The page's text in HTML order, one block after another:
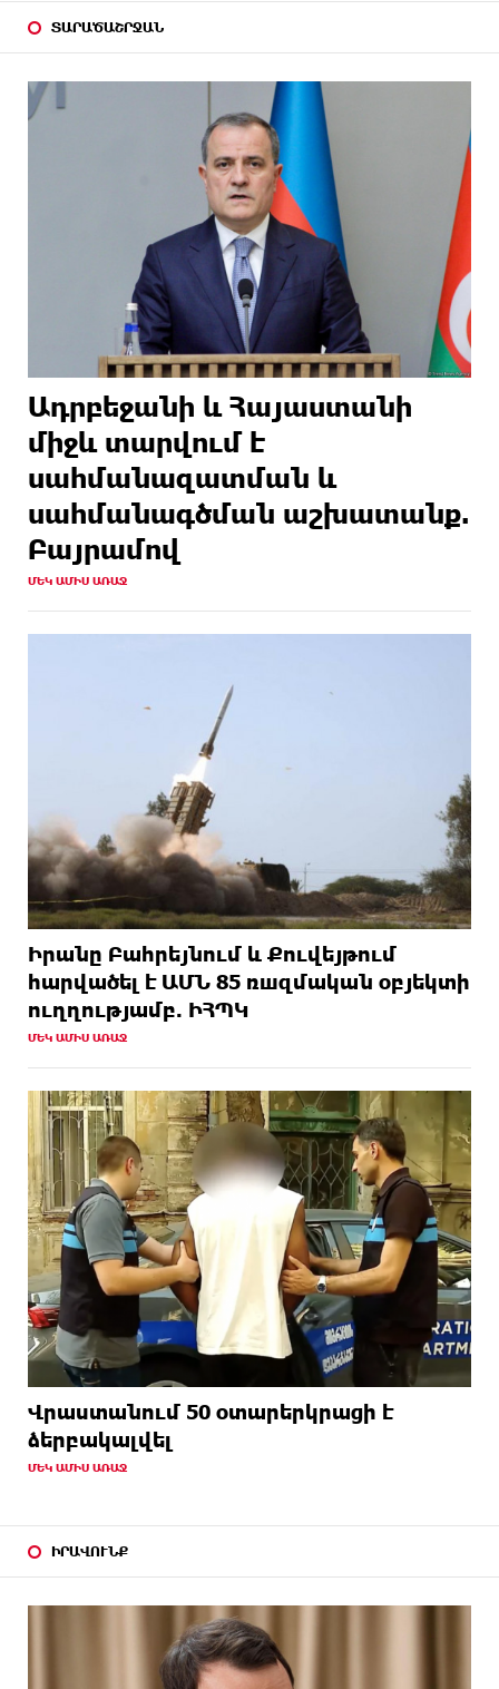
ՏԱՐԱԾԱՇՐՋԱՆ
Ադրբեջանի և Հայաստանի
միջև տարվում է
սահմանազատման և
սահմանագծման աշխատանք.
Բայրամով
ՄԵԿ ԱՄԻՍ ԱՌԱՋ
Իրանը Բահրեյնում և Քուվեյթում
hարվածել է ԱՄՆ 85 ռшզմական օբյեկտի
ուղղությամբ. ԻՀՊԿ
ՄԵԿ ԱՄԻՍ ԱՌԱՋ
Վրաստանում 50 օտարերկրացի է
ձերբակալվել
ՄԵԿ ԱՄԻՍ ԱՌԱՋ
ԻՐԱՎՈՒՆՔ